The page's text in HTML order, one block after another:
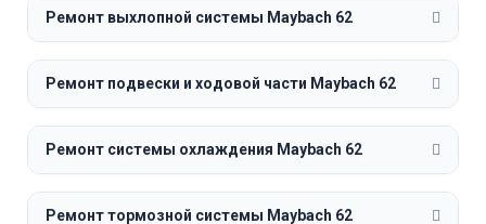
Ремонт выхлопной системы Maybach 62
Ремонт подвески и ходовой части Maybach 62
Ремонт системы охлаждения Maybach 62
Ремонт тормозной системы Maybach 62